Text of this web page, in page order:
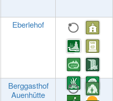
Eberlehof
Berggasthof
Auenhütte